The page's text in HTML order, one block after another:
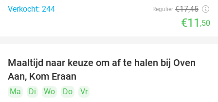
Verkocht: 244 Regulier €17,45
€11 ,50
48%
Maaltijd naar keuze om af te halen bij Oven
Aan, Kom Eraan
Ma Di Wo Do
Vr